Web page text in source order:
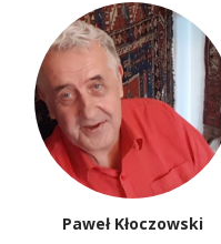
Paweł Kłoczowski